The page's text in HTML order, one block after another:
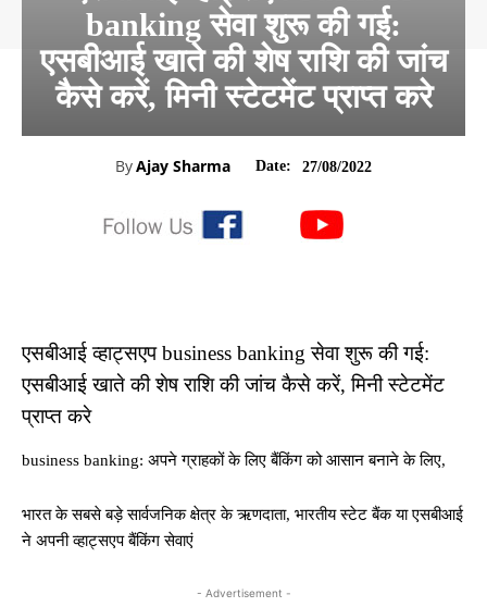
banking सेवा शुरू की गई:
एसबीआई खाते की शेष राशि की जांच
कैसे करें, मिनी स्टेटमेंट प्राप्त करे
ByAjay Sharma Date: 27/08/2022
एसबीआई व्हाट्सएप business banking सेवा शुरू की गई:
एसबीआई खाते की शेष राशि की जांच कैसे करें, मिनी स्टेटमेंट
प्राप्त करे
business banking: अपने ग्राहकों के लिए बैंकिंग को आसान बनाने के लिए,
भारत के सबसे बड़े सार्वजनिक क्षेत्र के ऋणदाता, भारतीय स्टेट बैंक या एसबीआई
ने अपनी व्हाट्सएप बैंकिंग सेवाएं
- Advertisement -